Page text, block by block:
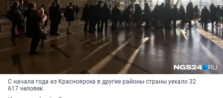
С начала года из Красноярска в другие районы страны уехало 32
617 человек